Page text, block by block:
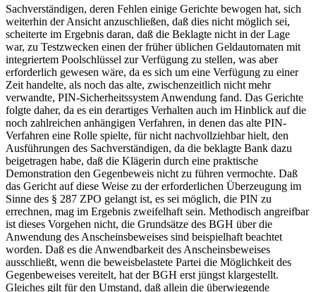
Sachverständigen, deren Fehlen einige Gerichte bewogen hat, sich
weiterhin der Ansicht anzuschließen, daß dies nicht möglich sei,
scheiterte im Ergebnis daran, daß die Beklagte nicht in der Lage
war, zu Testzwecken einen der früher üblichen Geldautomaten mit
integriertem Poolschlüssel zur Verfügung zu stellen, was aber
erforderlich gewesen wäre, da es sich um eine Verfügung zu einer
Zeit handelte, als noch das alte, zwischenzeitlich nicht mehr
verwandte, PIN-Sicherheitssystem Anwendung fand. Das Gerichte
folgte daher, da es ein derartiges Verhalten auch im Hinblick auf die
noch zahlreichen anhängigen Verfahren, in denen das alte PIN-
Verfahren eine Rolle spielte, für nicht nachvollziehbar hielt, den
Ausführungen des Sachverständigen, da die beklagte Bank dazu
beigetragen habe, daß die Klägerin durch eine praktische
Demonstration den Gegenbeweis nicht zu führen vermochte. Daß
das Gericht auf diese Weise zu der erforderlichen Überzeugung im
Sinne des § 287 ZPO gelangt ist, es sei möglich, die PIN zu
errechnen, mag im Ergebnis zweifelhaft sein. Methodisch angreifbar
ist dieses Vorgehen nicht, die Grundsätze des BGH über die
Anwendung des Anscheinsbeweises sind beispielhaft beachtet
worden. Daß es die Anwendbarkeit des Anscheinsbeweises
ausschließt, wenn die beweisbelastete Partei die Möglichkeit des
Gegenbeweises vereitelt, hat der BGH erst jüngst klargestellt.
Gleiches gilt für den Umstand, daß allein die überwiegende